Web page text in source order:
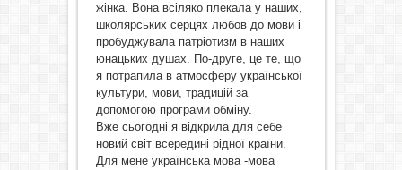
жінка. Вона всіляко плекала у наших,
школярських серцях любов до мови і
пробуджувала патріотизм в наших
юнацьких душах. По-друге, це те, що
я потрапила в атмосферу української
культури, мови, традицій за
допомогою програми обміну.
Вже сьогодні я відкрила для себе
новий світ всередині рідної країни.
Для мене українська мова -мова